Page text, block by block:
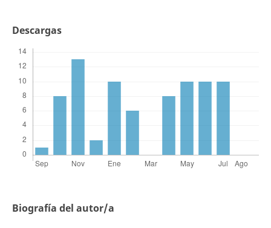
Descargas
Biografía del autor/a